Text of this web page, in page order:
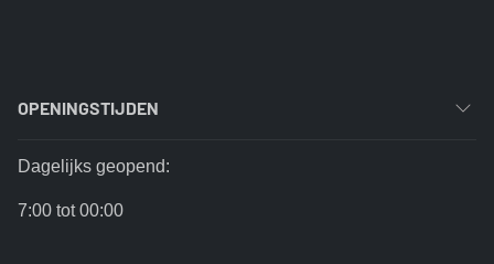
OPENINGSTIJDEN
Dagelijks geopend:
7:00 tot 00:00